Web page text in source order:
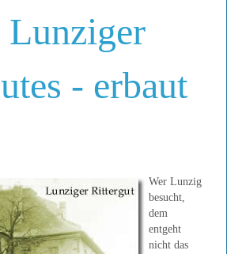
Lunziger
- erbaut
Wer Lunzig
besucht,
dem
entgeht
nicht das